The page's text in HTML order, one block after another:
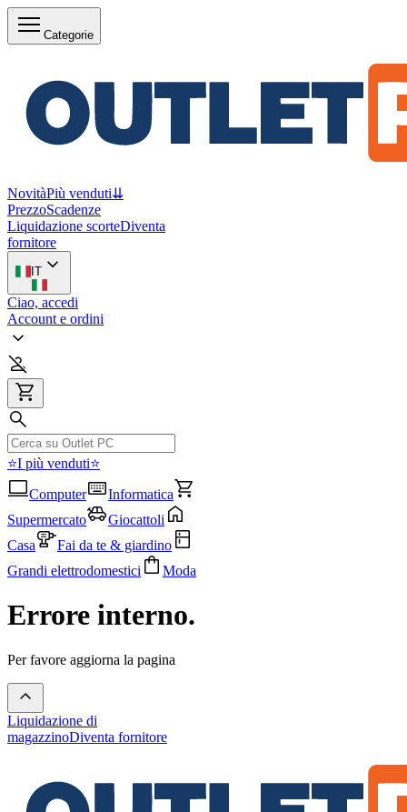
Categorie
NovitàPiù venduti⇊
PrezzoScadenze
Liquidazione scorteDiventa
fornitore
IT
Ciao, accedi
Account e ordini
⭐I più venduti⭐
Computer
Informatica
Supermercato
Giocattoli
Casa
Fai da te & giardino
Grandi elettrodomestici
Moda
Errore interno.
Per favore aggiorna la pagina
Liquidazione di
magazzinoDiventa fornitore